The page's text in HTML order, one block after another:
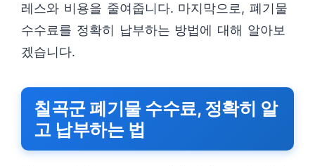
레스와 비용을 줄여줍니다. 마지막으로, 폐기물
수수료를 정확히 납부하는 방법에 대해 알아보
겠습니다.
칠곡군 폐기물 수수료, 정확히 알
고 납부하는 법